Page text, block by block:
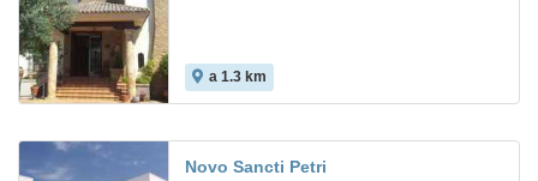
a 1.3 km
Novo Sancti Petri